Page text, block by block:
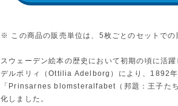
※ この商品の販売単位は、5枚ごとのセットでの
スウェーデン絵本の歴史において初期の頃に活
デルボリィ（Ottilia Adelborg）により、1892年
「Prinsarnes blomsteralfabet（邦題：王子た
化しました。